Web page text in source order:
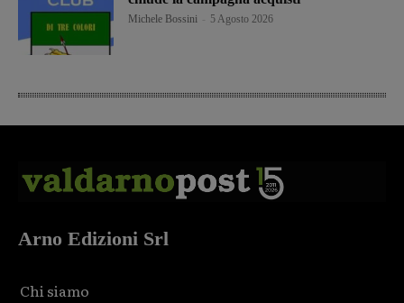
Michele Bossini 5 Agosto 2026
Arno Edizioni Srl
Chi siamo